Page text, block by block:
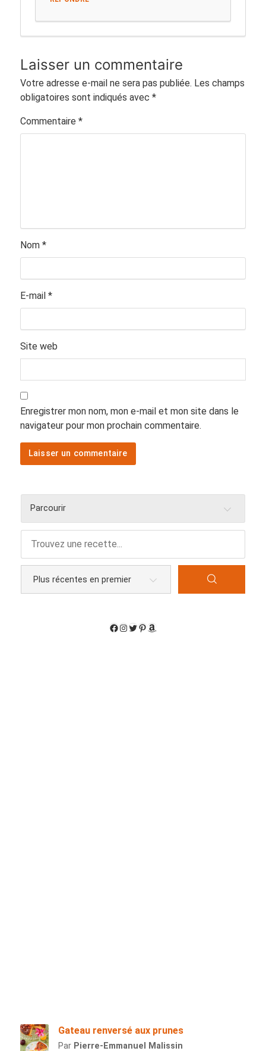
Laisser un commentaire
Votre adresse e-mail ne sera pas publiée. Les champs
obligatoires sont indiqués avec *
Commentaire *
Nom *
E-mail *
Site web
Enregistrer mon nom, mon e-mail et mon site dans le
navigateur pour mon prochain commentaire.
Parcourir
Gateau renversé aux prunes
Par Pierre-Emmanuel Malissin